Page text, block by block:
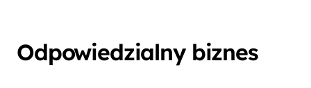
Odpowiedzialny biznes